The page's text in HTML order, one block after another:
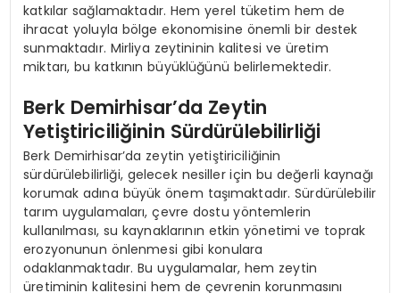
katkılar sağlamaktadır. Hem yerel tüketim hem de
ihracat yoluyla bölge ekonomisine önemli bir destek
sunmaktadır. Mirliya zeytininin kalitesi ve üretim
miktarı, bu katkının büyüklüğünü belirlemektedir.
Berk Demirhisar’da Zeytin
Yetiştiriciliğinin Sürdürülebilirliği
Berk Demirhisar’da zeytin yetiştiriciliğinin
sürdürülebilirliği, gelecek nesiller için bu değerli kaynağı
korumak adına büyük önem taşımaktadır. Sürdürülebilir
tarım uygulamaları, çevre dostu yöntemlerin
kullanılması, su kaynaklarının etkin yönetimi ve toprak
erozyonunun önlenmesi gibi konulara
odaklanmaktadır. Bu uygulamalar, hem zeytin
üretiminin kalitesini hem de çevrenin korunmasını